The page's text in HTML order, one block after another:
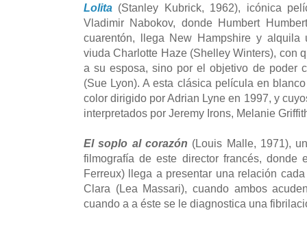
Lolita (Stanley Kubrick, 1962), icónica
Vladimir Nabokov, donde Humbert
cuarentón, llega New Hampshire y
viuda Charlotte Haze (Shelley Winters), con
a su esposa, sino por el objetivo de poder
(Sue Lyon). A esta clásica película en
color dirigido por Adrian Lyne en 1997, y
interpretados por Jeremy Irons, Melanie
El soplo al corazón (Louis Malle, 1971),
filmografía de este director francés, donde
Ferreux) llega a presentar una relación
Clara (Lea Massari), cuando ambos
cuando a a éste se le diagnostica una